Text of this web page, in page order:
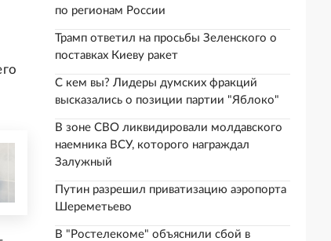
по регионам России
Трамп ответил на просьбы Зеленского о
поставках Киеву ракет
С кем вы? Лидеры думских фракций
высказались о позиции партии "Яблоко"
В зоне СВО ликвидировали молдавского
наемника ВСУ, которого награждал
Залужный
Путин разрешил приватизацию аэропорта
Шереметьево
В "Ростелекоме" объяснили сбой в